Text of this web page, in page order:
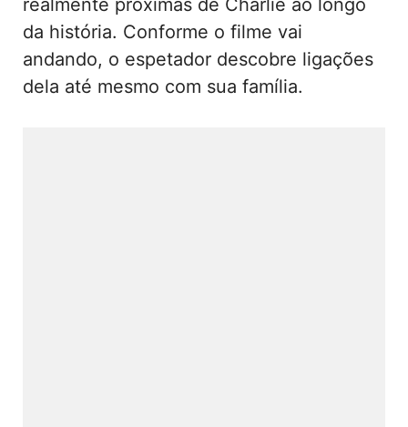
realmente próximas de Charlie ao longo
da história. Conforme o filme vai
andando, o espetador descobre ligações
dela até mesmo com sua família.